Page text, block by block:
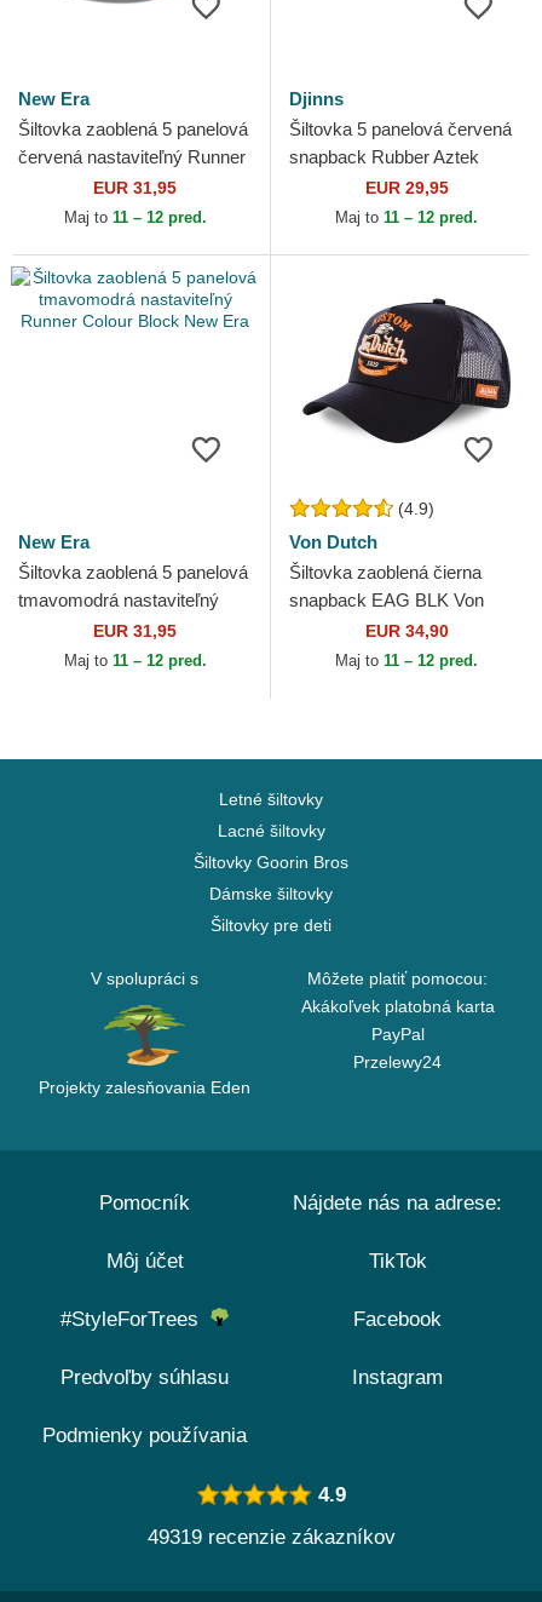
New Era
Šiltovka zaoblená 5 panelová
červená nastaviteľný Runner
Colour Block New Era
EUR 31,95
Maj to 11 – 12 pred.
Djinns
Šiltovka 5 panelová červená
snapback Rubber Aztek
EUR 29,95
Maj to 11 – 12 pred.
New Era
Šiltovka zaoblená 5 panelová
tmavomodrá nastaviteľný
Runner Colour Block New
EUR 31,95
Maj to 11 – 12 pred.
(4.9)
Von Dutch
Šiltovka zaoblená čierna
snapback EAG BLK Von
EUR 34,90
Maj to 11 – 12 pred.
Letné šiltovky
Lacné šiltovky
Šiltovky Goorin Bros
Dámske šiltovky
Šiltovky pre deti
V spolupráci s
Projekty zalesňovania Eden
Môžete platiť pomocou:
Akákoľvek platobná karta
PayPal
Przelewy24
Pomocník
Môj účet
#StyleForTrees
Predvoľby súhlasu
Podmienky používania
Nájdete nás na adrese:
TikTok
Facebook
Instagram
4.9
49319 recenzie zákazníkov